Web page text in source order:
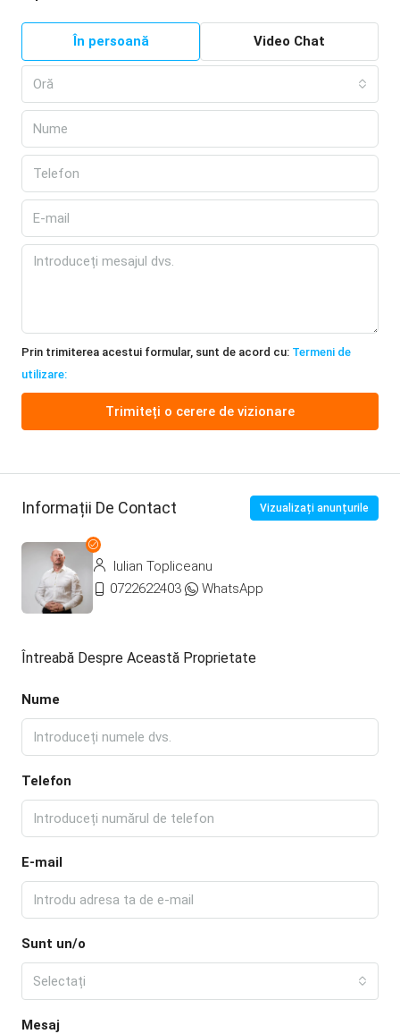
În persoană Video Chat
Oră
Prin trimiterea acestui formular, sunt de acord cu: Termeni de
utilizare:
Trimiteți o cerere de vizionare
Informații De Contact Vizualizați anunțurile
Iulian Topliceanu
0722622403
WhatsApp
Întreabă Despre Această Proprietate
Nume
Telefon
E-mail
Sunt un/o
Selectați
Mesaj